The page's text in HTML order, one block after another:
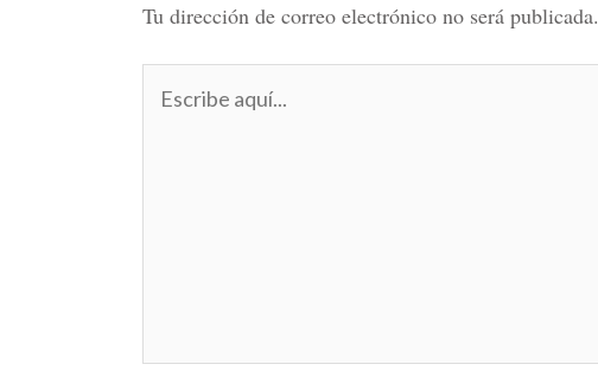
Tu dirección de correo electrónico no será publicada.
aquí...